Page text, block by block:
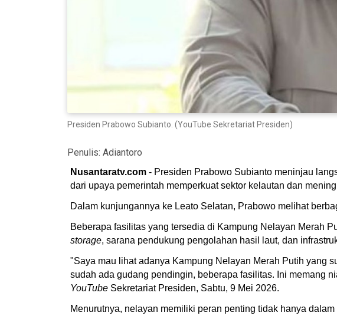
Presiden Prabowo Subianto. (YouTube Sekretariat Presiden)
Penulis: Adiantoro
Nusantaratv.com - Presiden Prabowo Subianto meninjau
dari upaya pemerintah memperkuat sektor kelautan dan
Dalam kunjungannya ke Leato Selatan, Prabowo melihat
Beberapa fasilitas yang tersedia di Kampung Nelayan Merah
storage, sarana pendukung pengolahan hasil laut, dan
"Saya mau lihat adanya Kampung Nelayan Merah Putih yang
sudah ada gudang pendingin, beberapa fasilitas. Ini memang
YouTube Sekretariat Presiden, Sabtu, 9 Mei 2026.
Menurutnya, nelayan memiliki peran penting tidak hanya